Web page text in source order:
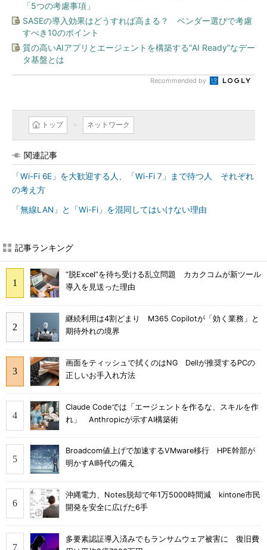
「5つの考慮事項」
SASEの導入効果はどうすれば高まる？ ベンダー選びで考慮
すべき10のポイント
質の高いAIアプリとエージェントを構築する“AI Ready”なデー
タ基盤とは
Recommended by
トップ ネットワーク
関連記事
「Wi-Fi 6E」を大歓迎する人、「Wi-Fi 7」まで待つ人 それぞれ
の考え方
「無線LAN」と「Wi-Fi」を混同してはいけない理由
記事ランキング
“脱Excel”を待ち受ける乱立問題 カカクコムが新ツール
導入を見送った理由
継続利用は4割どまり M365 Copilotが「効く業務」と
期待外れの境界
画面をティッシュで拭くのはNG Dellが推奨するPCの
正しいお手入れ方法
Claude Codeでは「エージェントを作るな、スキルを作
れ」 Anthropicが示すAI構築術
Broadcom値上げで加速するVMware移行 HPE幹部が
明かすAI時代の備え
沖縄電力、Notes脱却で年1万5000時間減 kintone市民
開発を安全に広げた6手
多要素認証導入済みでもランサムウェア被害に 復旧費